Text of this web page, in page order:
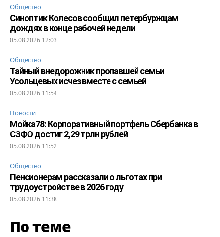
Общество
Синоптик Колесов сообщил петербуржцам
дождях в конце рабочей недели
05.08.2026 12:03
Общество
Тайный внедорожник пропавшей семьи
Усольцевых исчез вместе с семьей
05.08.2026 11:54
Новости
Мойка78: Корпоративный портфель Сбербанка в
СЗФО достиг 2,29 трлн рублей
05.08.2026 11:52
Общество
Пенсионерам рассказали о льготах при
трудоустройстве в 2026 году
05.08.2026 11:38
По теме